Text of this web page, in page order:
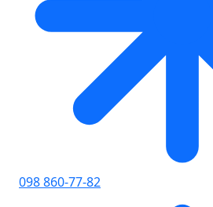
098 860-77-82